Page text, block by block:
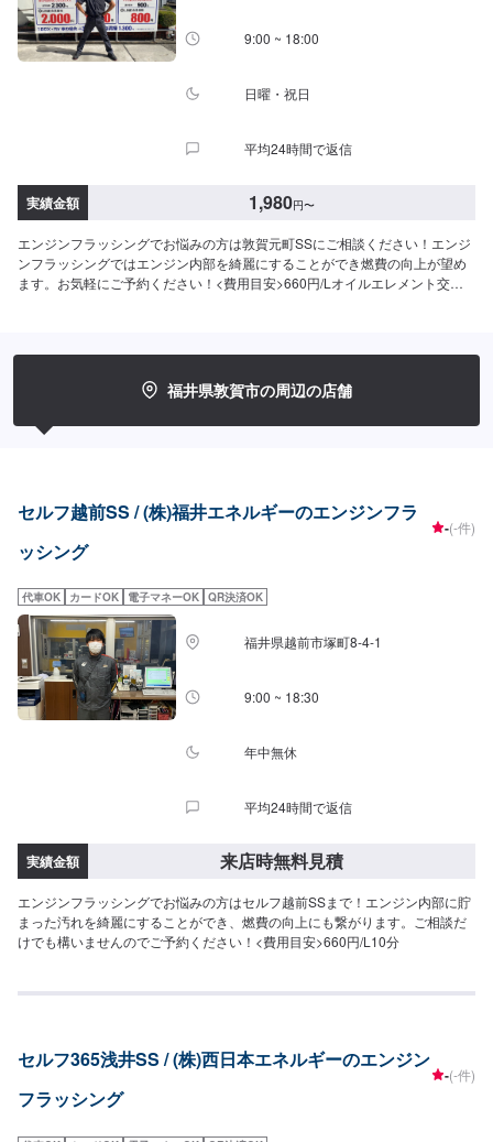
9:00 ~ 18:00
日曜・祝日
平均24時間で返信
実績金額 1,980円〜
エンジンフラッシングでお悩みの方は敦賀元町SSにご相談ください！エンジ
ンフラッシングではエンジン内部を綺麗にすることができ燃費の向上が望め
ます。お気軽にご予約ください！<費用目安>660円/Lオイルエレメント交換
福井県敦賀市の周辺の店舗
セルフ越前SS / (株)福井エネルギーのエンジンフラ
ッシング
-(-件)
代車OK カードOK 電子マネーOK QR決済OK
福井県越前市塚町8-4-1
9:00 ~ 18:30
年中無休
平均24時間で返信
実績金額 来店時無料見積
エンジンフラッシングでお悩みの方はセルフ越前SSまで！エンジン内部に貯
まった汚れを綺麗にすることができ、燃費の向上にも繋がります。ご相談だ
けでも構いませんのでご予約ください！<費用目安>660円/L10分
セルフ365浅井SS / (株)西日本エネルギーのエンジン
フラッシング
-(-件)